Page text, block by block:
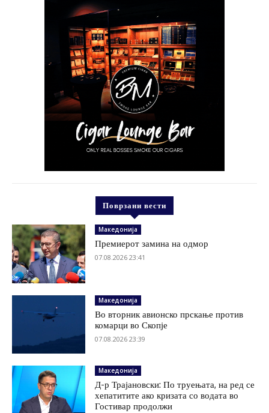
Поврзани вести
Македонија
Премиерот замина на одмор
07.08.2026 23:41
Македонија
Во вторник авионско прскање против
комарци во Скопје
07.08.2026 23:39
Македонија
Д-р Трајановски: По труењата, на ред се
хепатитите ако кризата со водата во
Гостивар продолжи